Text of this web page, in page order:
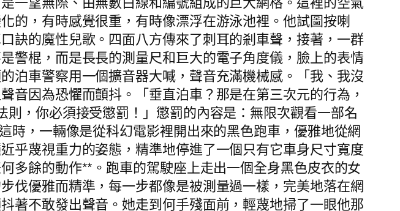
的，有時感覺很重，有時像漂浮在游泳池裡。他試圖按喇
訣的魔性兒歌。四面八方傳來了刺耳的剎車聲，接著，一群
警棍，而是長長的測量尺和巨大的電子角度儀，臉上的表情
泊車警察用一個擴音器大喊，聲音充滿機械感。「我、我沒
音因為恐懼而顫抖。「垂直泊車？那是在第三次元的行為，
，你必須接受懲罰！」懲罰的內容是：無限次觀看一部名
，一輛像是從科幻電影裡開出來的黑色跑車，優雅地從網
乎蔑視重力的姿態，精準地停進了一個只有它車身尺寸寬度
多餘的動作**。跑車的駕駛座上走出一個全身黑色皮衣的女
伐優雅而精準，每一步都像是被測量過一樣，完美地落在網
著不敢發出聲音。她走到何手殘面前，輕蔑地掃了一眼他那